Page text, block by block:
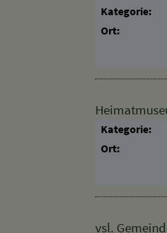
Kategorie:
Ort:
Kategorie:
Ort:
vsl.